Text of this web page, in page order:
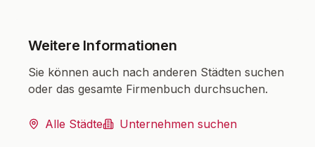
Weitere Informationen
Sie können auch nach anderen Städten suchen
oder das gesamte Firmenbuch durchsuchen.
Alle Städte Unternehmen suchen